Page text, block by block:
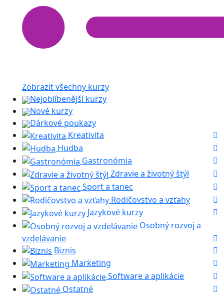
Zobrazit všechny kurzy
Nejoblíbenější kurzy
Nové kurzy
Dárkové poukazy
Kreativita
Hudba
Gastronómia
Zdravie a životný štýl
Sport a tanec
Rodičovstvo a vzťahy
Jazykové kurzy
Osobný rozvoj a
vzdelávanie
Biznis
Marketing
Software a aplikácie
Ostatné